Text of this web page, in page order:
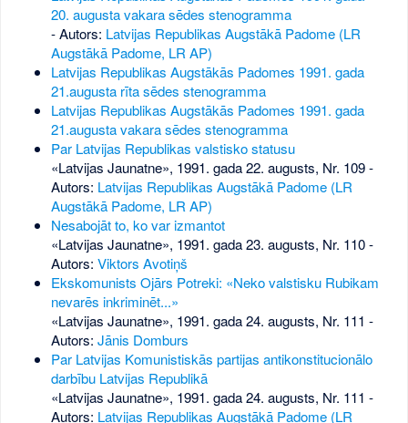
20. augusta vakara sēdes stenogramma
- Autors: Latvijas Republikas Augstākā Padome (LR
Augstākā Padome, LR AP)
Latvijas Republikas Augstākās Padomes 1991. gada
21.augusta rīta sēdes stenogramma
Latvijas Republikas Augstākās Padomes 1991. gada
21.augusta vakara sēdes stenogramma
Par Latvijas Republikas valstisko statusu
«Latvijas Jaunatne», 1991. gada 22. augusts, Nr. 109-
Autors: Latvijas Republikas Augstākā Padome (LR
Augstākā Padome, LR AP)
Nesabojāt to, ko var izmantot
«Latvijas Jaunatne», 1991. gada 23. augusts, Nr. 110-
Autors: Viktors Avotiņš
Ekskomunists Ojārs Potreki: «Neko valstisku Rubikam
nevarēs inkriminēt...»
«Latvijas Jaunatne», 1991. gada 24. augusts, Nr. 111 -
Autors: Jānis Domburs
Par Latvijas Komunistiskās partijas antikonstitucionālo
darbību Latvijas Republikā
«Latvijas Jaunatne», 1991. gada 24. augusts, Nr. 111 -
Autors: Latvijas Republikas Augstākā Padome (LR